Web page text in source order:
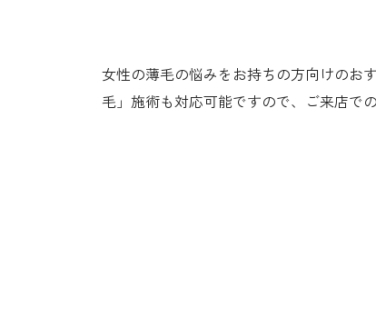
女性の薄毛の悩みをお持ちの方向けのお
毛」施術も対応可能ですので、ご来店で